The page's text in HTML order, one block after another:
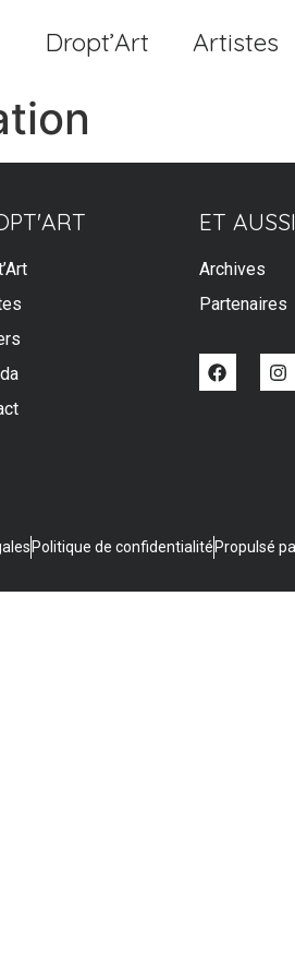
Dropt’Art Artistes
ET
Archives
Partenaires
Politique de confidentialité Propulsé